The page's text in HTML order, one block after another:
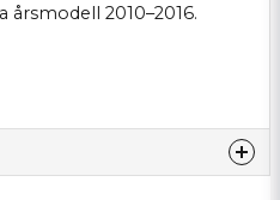
årsmodell 2010–2016.